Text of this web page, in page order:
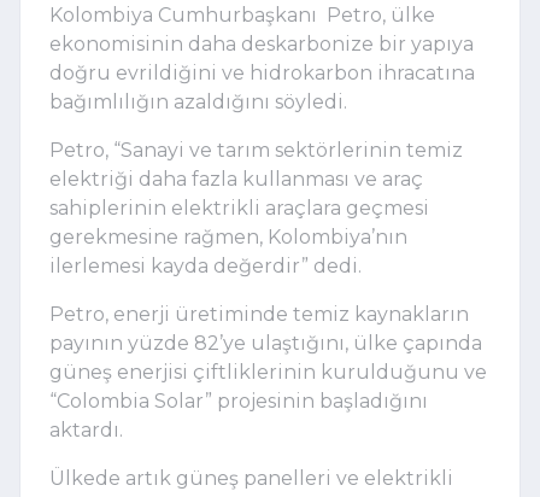
Kolombiya Cumhurbaşkanı Petro, ülke
ekonomisinin daha deskarbonize bir yapıya
doğru evrildiğini ve hidrokarbon ihracatına
bağımlılığın azaldığını söyledi.
Petro, “Sanayi ve tarım sektörlerinin temiz
elektriği daha fazla kullanması ve araç
sahiplerinin elektrikli araçlara geçmesi
gerekmesine rağmen, Kolombiya’nın
ilerlemesi kayda değerdir” dedi.
Petro, enerji üretiminde temiz kaynakların
payının yüzde 82’ye ulaştığını, ülke çapında
güneş enerjisi çiftliklerinin kurulduğunu ve
“Colombia Solar” projesinin başladığını
aktardı.
Ülkede artık güneş panelleri ve elektrikli